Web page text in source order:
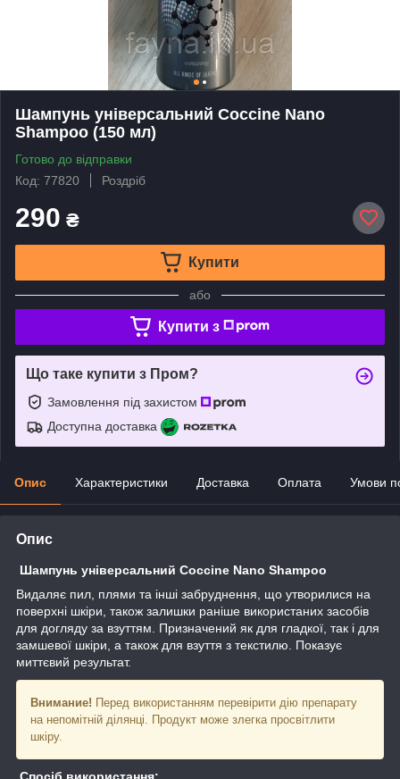
Шампунь універсальний Coccine Nano
Shampoo (150 мл)
Готово до відправки
Код: 77820
Роздріб
290 ₴
Купити
або
Купити з
Що таке купити з Пром?
Замовлення під захистом
Доступна доставка
Опис Характеристики Доставка Оплата Умови
Опис
Шампунь універсальний Coccine Nano Shampoo
Видаляє пил, плями та інші забруднення, що утворилися на
поверхні шкіри, також залишки раніше використаних засобів
для догляду за взуттям. Призначений як для гладкої, так і для
замшевої шкіри, а також для взуття з текстилю. Показує
миттєвий результат.
Внимание! Перед використанням перевірити дію препарату
на непомітній ділянці. Продукт може злегка просвітлити
шкіру.
Спосіб використання: